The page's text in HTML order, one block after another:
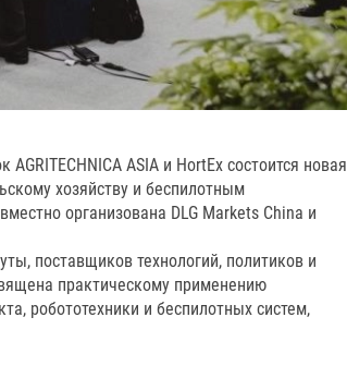
ASIA и HortEx состоится новая
хозяйству и беспилотным
организована DLG Markets China и
поставщиков технологий, политиков и
практическому применению
робототехники и беспилотных систем,